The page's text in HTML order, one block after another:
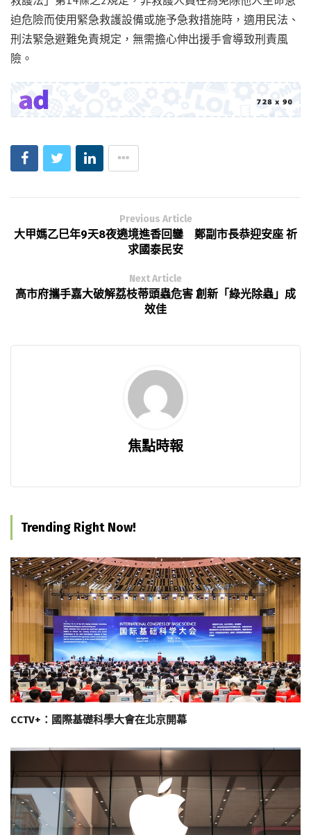
迫危險而使用緊急救護設備或施予急救措施時，適用民法、
刑法緊急避難免責規定，無需擔心伸出援手會導致刑責風
險。
Previous Article
大甲媽乙巳年9天8夜遶境進香回鑾 鄭副市長恭迎安座 祈
求國泰民安
Next Article
高市府攜手嘉大破解荔枝蒂頭蟲危害 創新「綠光除蟲」成
效佳
焦點時報
Trending Right Now!
CCTV+：國際基礎科學大會在北京開幕